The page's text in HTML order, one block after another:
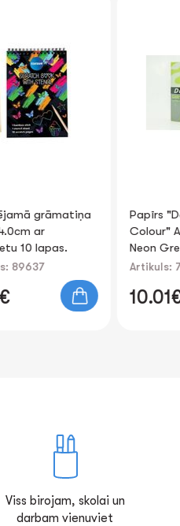
Papīrs "Double A
Colour" A4
Neon Green
Artikuls: 73210
10.01€
Viss birojam, skolai un
darbam vienuviet